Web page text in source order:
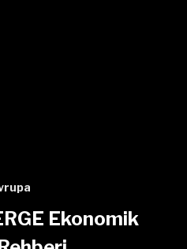
Ekonomik